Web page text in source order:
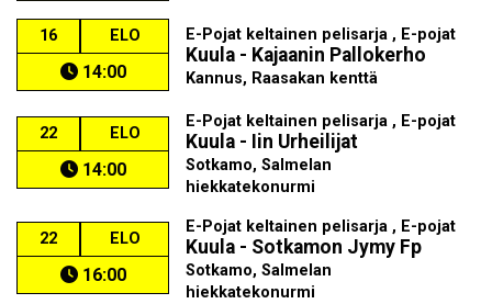
16 ELO
14:00
E-Pojat keltainen pelisarja , E-pojat
Kuula - Kajaanin Pallokerho
Kannus, Raasakan kenttä
22 ELO
14:00
E-Pojat keltainen pelisarja , E-pojat
Kuula - Iin Urheilijat
Sotkamo, Salmelan
hiekkatekonurmi
22 ELO
16:00
E-Pojat keltainen pelisarja , E-pojat
Kuula - Sotkamon Jymy Fp
Sotkamo, Salmelan
hiekkatekonurmi